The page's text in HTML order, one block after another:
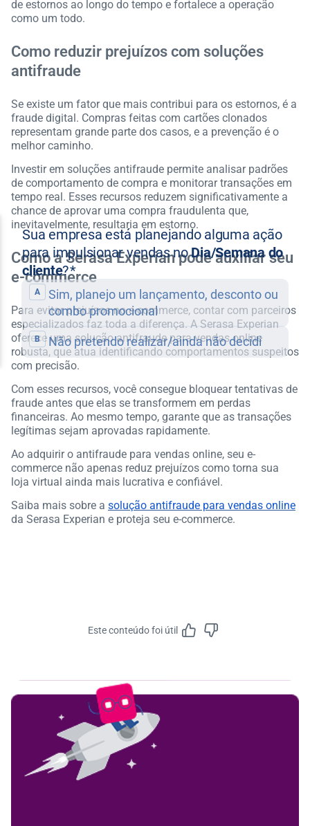
de estornos ao longo do tempo e fortalece a operação
como um todo.
Como reduzir prejuízos com soluções
antifraude
Se existe um fator que mais contribui para os estornos, é a
fraude digital. Compras feitas com cartões clonados
representam grande parte dos casos, e a prevenção é o
melhor caminho.
Investir em soluções antifraude permite analisar padrões
de comportamento de compra e monitorar transações em
tempo real. Esses recursos reduzem significativamente a
chance de aprovar uma compra fraudulenta que,
inevitavelmente, resultaria em estorno.
Como a Serasa Experian pode auxiliar seu
e-commerce
Para evitar prejuízos no e-commerce, contar com parceiros
especializados faz toda a diferença. A Serasa Experian
oferece uma solução antifraude para vendas online
robusta, que atua identificando comportamentos suspeitos
com precisão.
Com esses recursos, você consegue bloquear tentativas de
fraude antes que elas se transformem em perdas
financeiras. Ao mesmo tempo, garante que as transações
legítimas sejam aprovadas rapidamente.
Ao adquirir o antifraude para vendas online, seu e-
commerce não apenas reduz prejuízos como torna sua
loja virtual ainda mais lucrativa e confiável.
Saiba mais sobre a solução antifraude para vendas online
da Serasa Experian e proteja seu e-commerce.
Este conteúdo foi útil